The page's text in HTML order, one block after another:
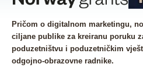
Pričom o digitalnom marketingu,
ciljane publike za kreiranu poruku
poduzetništvu i poduzetničkim
odgojno-obrazovne radnike.